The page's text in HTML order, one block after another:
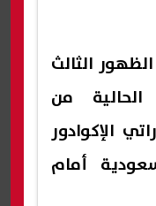
الثالث
من
الإكوادور
أمام